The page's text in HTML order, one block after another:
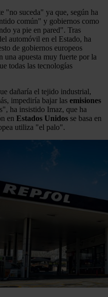
"no suceda" ya que, según ha
común" y gobiernos como
ya pie en pared". Tras
automóvil en el Estado, ha
de gobiernos europeos
una apuesta muy fuerte por la
todas las tecnologías
dañaría el tejido industrial,
impediría bajar las emisiones
ha insistido Imaz, que ha
en Estados Unidos se basa en
utiliza "el palo".